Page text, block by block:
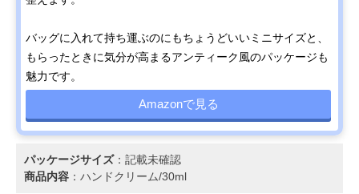
バッグに入れて持ち運ぶのにもちょうどいいミニサイズと、
もらったときに気分が高まるアンティーク風のパッケージも
魅力です。
Amazonで見る
パッケージサイズ：記載未確認
商品内容 ：ハンドクリーム/30ml